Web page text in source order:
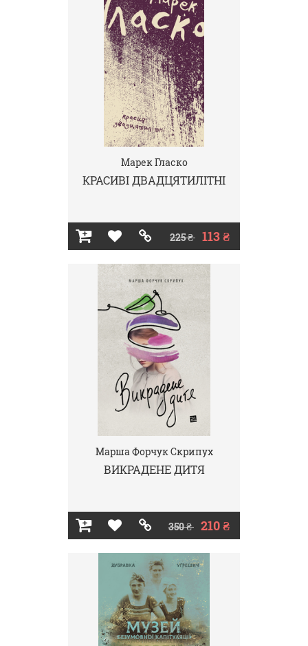
Марек Гласко
КРАСИВІ ДВАДЦЯТИЛІТНІ
225 ₴ 113 ₴
Марша Форчук Скрипух
ВИКРАДЕНЕ ДИТЯ
350 ₴ 210 ₴